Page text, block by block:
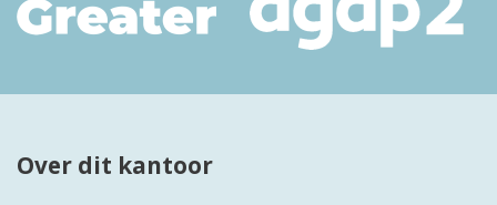
Over dit kantoor